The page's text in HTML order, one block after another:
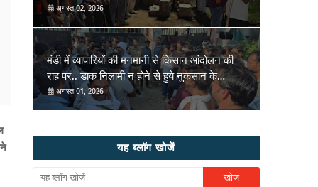
शराब पकड़वाई..
अगस्त 02, 2026
मंडी में व्यापारियों की मनमानी से किसान आंदोलन की
राह पर.. डाक निलामी न होने से हुये नुकसान के
मुआवजा की मांग..
अगस्त 01, 2026
यह ब्लॉग खोजें